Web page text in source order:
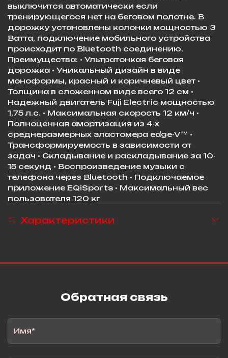
выключится автоматически если
тренирующегося нет на беговом полотне. В
дорожку установлены колонки мощностью 3
Ватта, подключение мобильного устройства
происходит по Bluetooth соединению.
Преимущества: • Ультратонкая беговая
дорожка • Уникальный дизайн в виде
моноформы, красный и коричневый цвет •
Толщина в сложенном виде всего 12 см •
Надежный двигатель Fuji Electric мощностью
1,75 л.с. • Максимальная скорость 12 км/ч •
Полноценная амортизация из 4-х
среднеразмерных эластомера edge-V™ •
Трансформируемость в зависимости от
задач • Складывание и раскладывание за 10-
15 секунд • Воспроизведение музыки с
телефона через Bluetooth • Подключаемое
приложение EQiSports • Максимальный вес
пользователя 120 кг
Характеристики
Обратная связь